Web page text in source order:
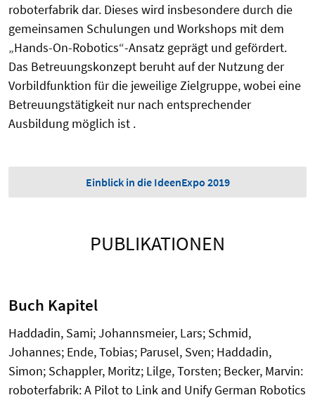
roboterfabrik dar. Dieses wird insbesondere durch die
gemeinsamen Schulungen und Workshops mit dem
„Hands-On-Robotics“-Ansatz geprägt und gefördert.
Das Betreuungskonzept beruht auf der Nutzung der
Vorbildfunktion für die jeweilige Zielgruppe, wobei eine
Betreuungstätigkeit nur nach entsprechender
Ausbildung möglich ist .
Einblick in die IdeenExpo 2019
PUBLIKATIONEN
Buch Kapitel
Haddadin, Sami; Johannsmeier, Lars; Schmid,
Johannes; Ende, Tobias; Parusel, Sven; Haddadin,
Simon; Schappler, Moritz; Lilge, Torsten; Becker, Marvin:
roboterfabrik: A Pilot to Link and Unify German Robotics